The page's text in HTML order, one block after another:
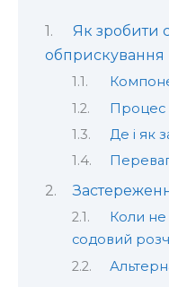
Як зробити
обприскування
Процес
Де і як
Коли не
содовий